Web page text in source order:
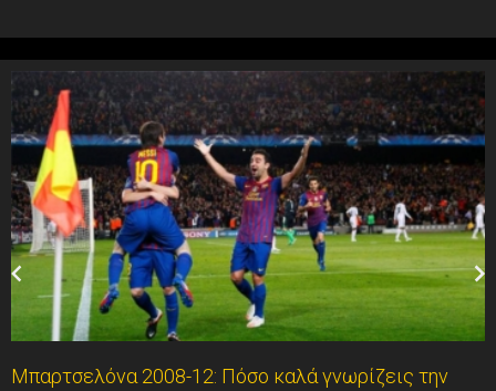
Μπαρτσελόνα 2008-12: Πόσο καλά γνωρίζεις την